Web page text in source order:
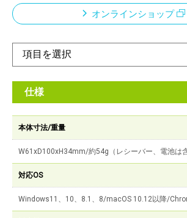
オンラインショップ
仕様
本体寸法/重量
W61xD100xH34mm/約54g（レシーバー、電池は含
対応OS
Windows11、10、8.1、8/macOS 10.12以降/